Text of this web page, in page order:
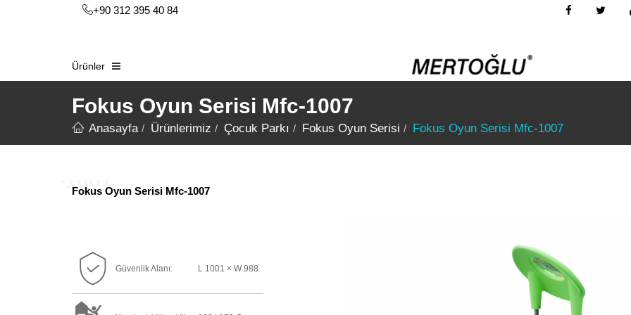
+90 312 395 40 84
Ürünler
Fokus Oyun Serisi Mfc-1007
Anasayfa Ürünlerimiz Çocuk Parkı Fokus Oyun Serisi Fokus Oyun Serisi Mfc-1007
Fokus Oyun Serisi Mfc-1007
Güvenlik Alanı: L 1001 × W 988